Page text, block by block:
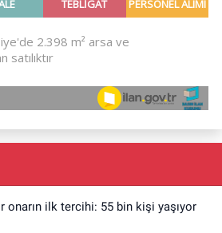
onarın ilk tercihi: 55 bin kişi yaşıyor